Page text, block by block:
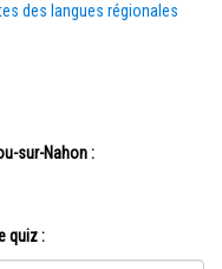
des langues régionales
sur-Nahon :
quiz :